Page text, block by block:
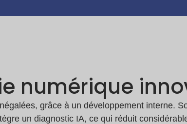
numérique
grâce à un développement interne.
un diagnostic IA, ce qui réduit